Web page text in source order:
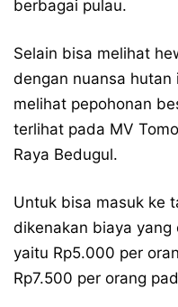
berbagai pulau.
Selain bisa melihat
dengan nuansa hutan
melihat pepohonan
terlihat pada MV
Raya Bedugul.
Untuk bisa masuk ke
dikenakan biaya yang
yaitu Rp5.000 per
Rp7.500 per orang